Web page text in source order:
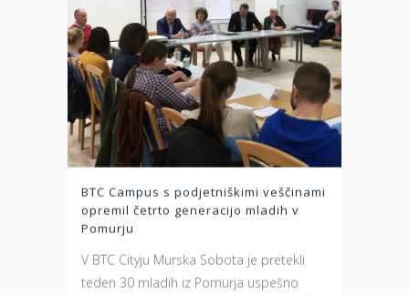
BTC Campus s podjetniškimi veščinami
opremil četrto generacijo mladih v
Pomurju
V BTC Cityju Murska Sobota je pretekli
teden 30 mladih iz Pomurja uspešno